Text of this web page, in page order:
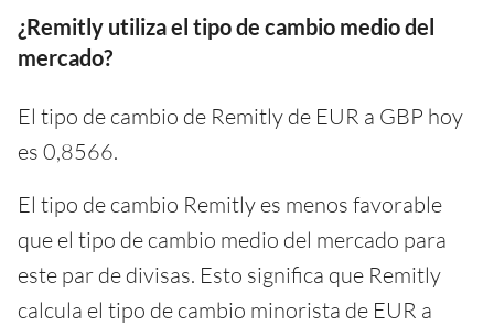
¿Remitly utiliza el tipo de cambio medio del
mercado?
El tipo de cambio de Remitly de EUR a GBP hoy
es 0,8566.
El tipo de cambio Remitly es menos favorable
que el tipo de cambio medio del mercado para
este par de divisas. Esto significa que Remitly
calcula el tipo de cambio minorista de EUR a